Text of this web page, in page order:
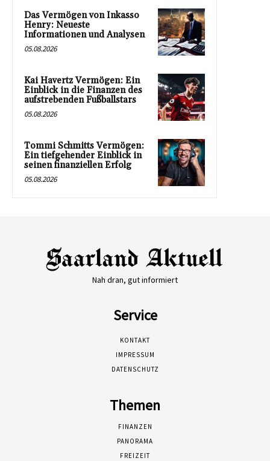
Das Vermögen von Inkasso
Henry: Neueste
Informationen und Analysen
05.08.2026
Kai Havertz Vermögen: Ein
Einblick in die Finanzen des
aufstrebenden Fußballstars
05.08.2026
Tommi Schmitts Vermögen:
Ein tiefgehender Einblick in
seinen finanziellen Erfolg
05.08.2026
Nah dran, gut informiert
Service
KONTAKT
IMPRESSUM
DATENSCHUTZ
Themen
FINANZEN
PANORAMA
FREIZEIT